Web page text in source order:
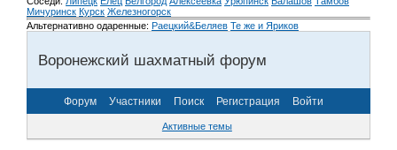
Мичуринск Курск Железногорск
Альтернативно одаренные: Раецкий&Беляев Те же и Яриков
Воронежский шахматный форум
Форум Участники Поиск Регистрация Войти
Активные темы